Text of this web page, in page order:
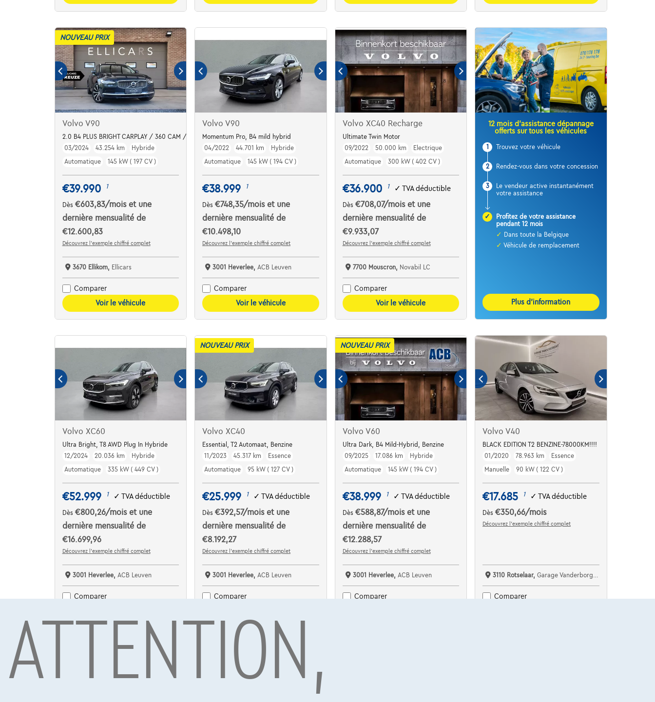
NOUVEAU PRIX
Volvo V90
2.0 B4 PLUS BRIGHT CARPLAY / 360 CAM / LED / DAB
03/2024
43.254 km
Hybride
Automatique
145 kW ( 197 CV )
€39.990 1
Dès €603,83/mois et une
dernière mensualité de
€12.600,83
Découvrez l’exemple chiffré complet
3670 Ellikom, Ellicars
Comparer
Voir le véhicule
Volvo V90
Momentum Pro, B4 mild hybrid
04/2022
44.701 km
Hybride
Automatique
145 kW ( 194 CV )
€38.999 1
Dès€748,35/moiset une
dernière mensualité de
€10.498,10
Découvrez l’exemple chiffré complet
3001 Heverlee, ACB Leuven
Comparer
Voir le véhicule
Volvo XC40 Recharge
Ultimate Twin Motor
09/2022
50.000 km
Electrique
Automatique
300 kW ( 402 CV )
€36.900 1 ✓ TVA déductible
Dès €708,07/mois et une
dernière mensualité de
€9.933,07
Découvrez l’exemple chiffré complet
7700 Mouscron, Novabil LC
Comparer
Voir le véhicule
12 mois d’assistance dépannage
offerts sur tous les véhicules
1 Trouvez votre véhicule
2 Rendez-vous dans votre concession
3
Le vendeur active instantanément
votre assistance
✓
Profitez de votre assistance
pendant 12 mois
✓ Dans toute la Belgique
✓ Véhicule de remplacement
Plus d’information
Volvo XC60
Ultra Bright, T8 AWD Plug In Hybride
12/2024
20.036 km
Hybride
Automatique
335 kW ( 449 CV )
€52.999 1 ✓ TVA déductible
Dès €800,26/mois et une
dernière mensualité de
€16.699,96
Découvrez l’exemple chiffré complet
3001 Heverlee, ACB Leuven
Comparer
NOUVEAU PRIX
Volvo XC40
Essential, T2 Automaat, Benzine
11/2023
45.317 km
Essence
Automatique
95 kW ( 127 CV )
€25.999 1 ✓TVA déductible
Dès€392,57/moiset une
dernière mensualité de
€8.192,27
Découvrez l’exemple chiffré complet
3001 Heverlee, ACB Leuven
Comparer
NOUVEAU PRIX
Volvo V60
Ultra Dark, B4 Mild-Hybrid, Benzine
09/2025
17.086 km
Hybride
Automatique
145 kW ( 194 CV )
€38.999 1 ✓ TVA déductible
Dès €588,87/mois et une
dernière mensualité de
€12.288,57
Découvrez l’exemple chiffré complet
3001 Heverlee, ACB Leuven
Comparer
Volvo V40
BLACK EDITION T2 BENZINE-78000KM!!!!
01/2020
78.963 km
Essence
Manuelle
90 kW ( 122 CV )
€17.685 1 ✓TVA déductible
Dès€350,66/mois
Découvrez l’exemple chiffré complet
3110 Rotselaar,Garage Vanderborght Rotselaar
Comparer
ATTENTION,